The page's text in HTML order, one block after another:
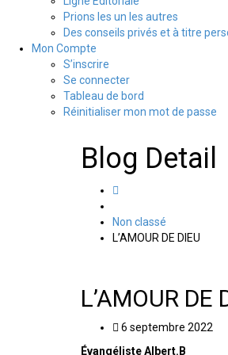
Prions les un les autres
Des conseils privés et à titre
Mon Compte
S’inscrire
Se connecter
Tableau de bord
Réinitialiser mon mot de passe
Blog Detail
Non classé
L’AMOUR DE DIEU
L’AMOUR DE
6 septembre 2022
Évangéliste Albert.B